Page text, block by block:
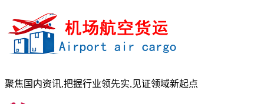
聚焦国内资讯,把握行业领先实,见证领域新起点